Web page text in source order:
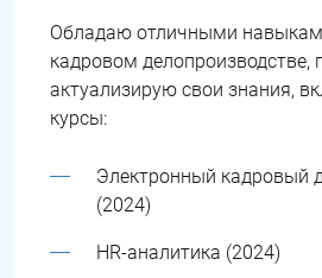
Обладаю отличными
кадровом делопроизводстве,
актуализирую свои знания,
курсы:
Электронный кадровый
(2024)
HR-аналитика (2024)